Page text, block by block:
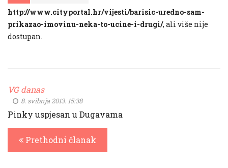
http://www.cityportal.hr/vijesti/barisic-uredno-sam-
prikazao-imovinu-neka-to-ucine-i-drugi/, ali više nije
dostupan.
VG danas
8. svibnja 2013. 15:38
Pinky uspjesan u Dugavama
Prethodni članak